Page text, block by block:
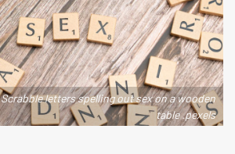
Scrabble letters spelling out sex on a wooden
table .pexels